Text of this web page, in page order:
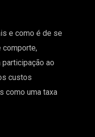
e como é de se
comporte,
participação ao
custos
como uma taxa